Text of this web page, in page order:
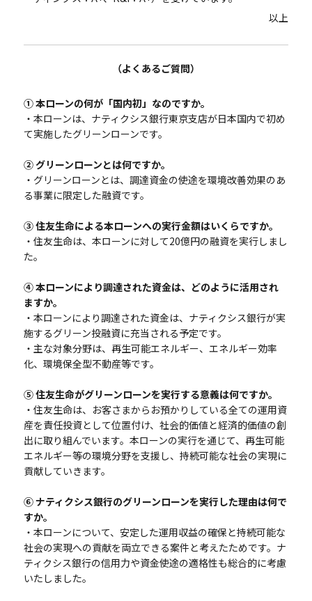
以上
（よくあるご質問）
① 本ローンの何が「国内初」なのですか。
・本ローンは、ナティクシス銀行東京支店が日本国内で初め
て実施したグリーンローンです。
② グリーンローンとは何ですか。
・グリーンローンとは、調達資金の使途を環境改善効果のあ
る事業に限定した融資です。
③ 住友生命による本ローンへの実行金額はいくらですか。
・住友生命は、本ローンに対して20億円の融資を実行しまし
た。
④ 本ローンにより調達された資金は、どのように活用され
ますか。
・本ローンにより調達された資金は、ナティクシス銀行が実
施するグリーン投融資に充当される予定です。
・主な対象分野は、再生可能エネルギー、エネルギー効率
化、環境保全型不動産等です。
⑤ 住友生命がグリーンローンを実行する意義は何ですか。
・住友生命は、お客さまからお預かりしている全ての運用資
産を責任投資として位置付け、社会的価値と経済的価値の創
出に取り組んでいます。本ローンの実行を通じて、再生可能
エネルギー等の環境分野を支援し、持続可能な社会の実現に
貢献していきます。
⑥ ナティクシス銀行のグリーンローンを実行した理由は何で
すか。
・本ローンについて、安定した運用収益の確保と持続可能な
社会の実現への貢献を両立できる案件と考えたためです。ナ
ティクシス銀行の信用力や資金使途の適格性も総合的に考慮
いたしました。